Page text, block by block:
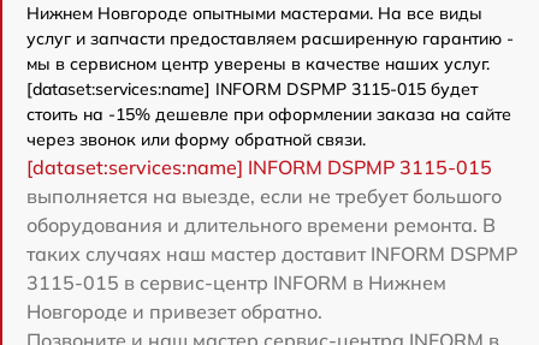
Нижнем Новгороде опытными мастерами. На все виды
услуг и запчасти предоставляем расширенную гарантию -
мы в сервисном центр уверены в качестве наших услуг.
[dataset:services:name] INFORM DSPMP 3115-015 будет
стоить на -15% дешевле при оформлении заказа на сайте
через звонок или форму обратной связи.
[dataset:services:name] INFORM DSPMP 3115-015
выполняется на выезде, если не требует большого
оборудования и длительного времени ремонта. В
таких случаях наш мастер доставит INFORM DSPMP
3115-015 в сервис-центр INFORM в Нижнем
Новгороде и привезет обратно.
Позвоните и наш мастер сервис-центра INFORM в